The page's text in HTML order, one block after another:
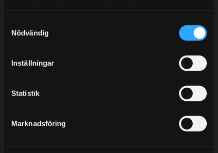
Nödvändig
Inställningar
Statistik
Marknadsföring
KONTAKTA OSS
MINA SIDOR